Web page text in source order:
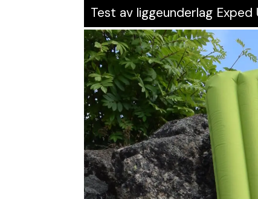
Test av liggeunderlag Exped